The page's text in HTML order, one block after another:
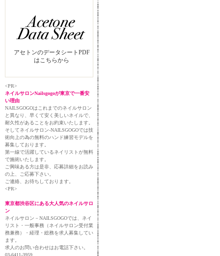
アセトンのデータシートPDF
はこちらから
<PR>
ネイルサロンNailsgogoが東京で一番安
い理由
NAILSGOGOはこれまでのネイルサロン
と異なり、早くて安く美しいネイルで、
耐久性があることをお約束いたします。
そしてネイルサロン-NAILSGOGOでは技
術向上の為の無料のハンド練習モデルを
募集しております。
第一線で活躍しているネイリストが無料
で施術いたします。
ご興味ある方は是非、応募詳細をお読み
の上、ご応募下さい。
ご連絡、お待ちしております。
<PR>
東京都渋谷区にある大人気のネイルサロ
ン
ネイルサロン－NAILSGOGOでは、ネイ
リスト・一般事務（ネイルサロン受付業
務兼務）・経理・総務を求人募集してい
ます。
求人のお問い合わせはお電話下さい。
03-6411-3959